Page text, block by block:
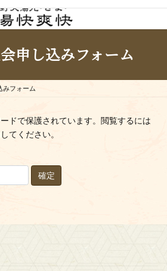
申し込みフォーム
みフォーム
ドで保護されています。閲覧するには
てください。